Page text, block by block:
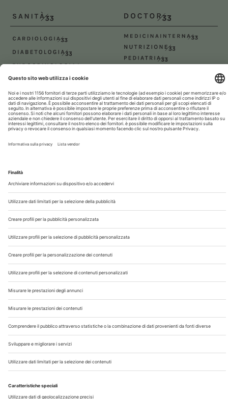
Chi Siamo
Contatti
Note Legali
Privacy
©2026 Edra S.p.a | www.edraspa.it | P.iva 08056040960
| Tel. 02/881841 | Sede legale: Viale Enrico Forlanini 21 -
20134 Milano (Italy)